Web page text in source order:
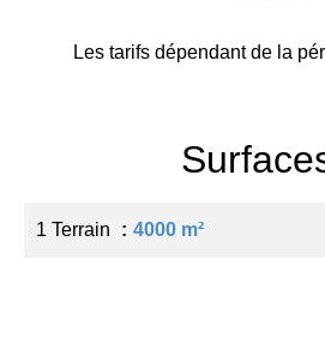
Les tarifs dépendant de la
1 Terrain 4000 m²